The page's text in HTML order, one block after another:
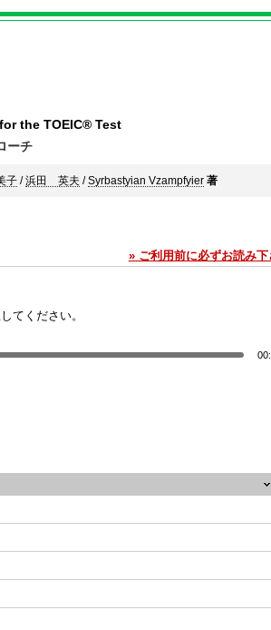
the TOEIC® Test
ーチ
子 /浜田 英夫 /Syrbastyian Vzampfyier 著
» ご利用前に必ずお読み下
てください。